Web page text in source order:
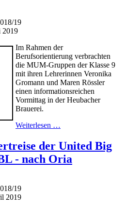
19
2019
Im Rahmen der
Berufsorientierung verbrachten
die MUM-Gruppen der Klasse 9
mit ihren Lehrerinnen Veronika
Gromann und Maren Rössler
einen informationsreichen
Vormittag in der Heubacher
Brauerei.
Weiterlesen …
der United Big
- nach Oria
19
2019